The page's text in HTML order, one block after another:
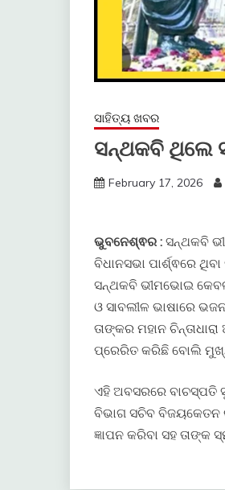
ସାହିତ୍ୟ ଖବର
ସନ୍ଥକବି ଥିଲେ
February 17, 2026
ଭୁବନେଶ୍ଵର : ସନ୍ଥକବି
ବିଧାନସଭା ପାର୍ଶ୍ଵରେ
ସନ୍ଥକବି ଭୀମଭୋଇ
ଓ ସାବଲୀଳ ଭାଷାରେ
ତାଙ୍କର ମହାନ
ପ୍ରେରିତ କରିଛି ବୋଲି
ଏହି ଅବସରରେ ବାଚସ୍ପତି
ବିଭାଗ ସଚିବ ବିଜୟକେତନ
ଜ୍ଞାପନ କରିବା ସହ ତାଙ୍କ